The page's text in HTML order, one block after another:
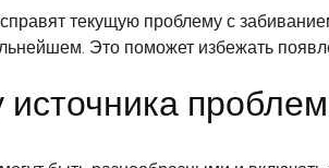
текущую проблему с
Это поможет избежать
источника